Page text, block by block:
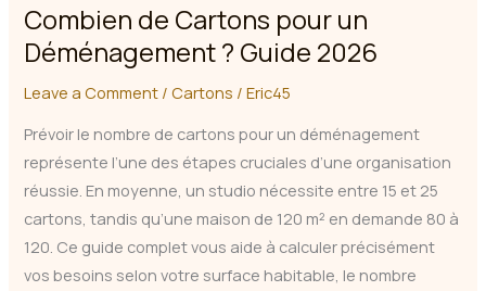
Combien de Cartons pour un
Déménagement ? Guide 2026
Leave a Comment /Cartons /Eric45
Prévoir le nombre de cartons pour un déménagement
représente l’une des étapes cruciales d’une organisation
réussie. En moyenne, un studio nécessite entre 15 et 25
cartons, tandis qu’une maison de 120 m² en demande 80 à
120. Ce guide complet vous aide à calculer précisément
vos besoins selon votre surface habitable, le nombre